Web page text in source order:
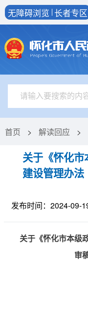
无障碍浏览 长者专区
首页 > 解读回应 >
关于《怀化
建设管理办
发布时间：2024-09-
关于《怀化市本级
审